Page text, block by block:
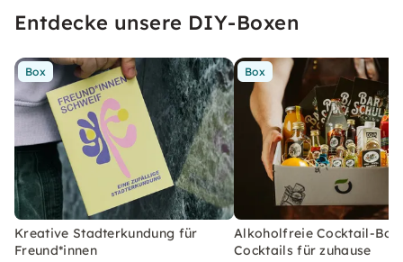
Entdecke unsere DIY-Boxen
Box
Kreative Stadterkundung für
Freund*innen
Box
Alkoholfreie Cocktail-Box
Cocktails für zuhause